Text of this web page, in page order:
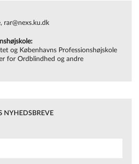
movements-when-learning-to-spell/
rar@nexs.ku.dk
og Københavns Professionshøjskole
for Ordblindhed og andre
NYHEDSBREVE